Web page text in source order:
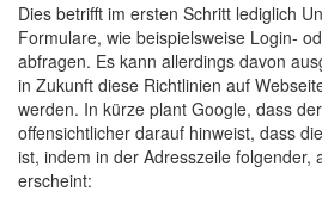
Dies betrifft im ersten Schritt lediglich
Formulare, wie beispielsweise Login-
abfragen. Es kann allerdings davon
in Zukunft diese Richtlinien auf
werden. In kürze plant Google, dass
offensichtlicher darauf hinweist, dass
ist, indem in der Adresszeile folgender,
erscheint: